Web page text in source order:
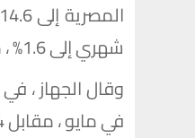
شهري إلى 1.6% ، مقابل 1.1%.
في مايو ، مقابل 13.4% في أبريل.